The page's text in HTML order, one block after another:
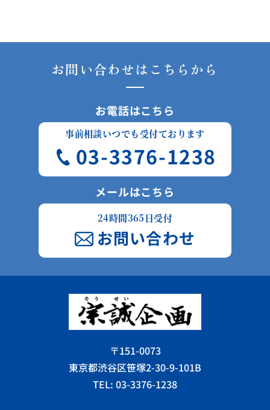
お問い合わせはこちらから
お電話はこちら
事前相談いつでも受付ております
03-3376-1238
メールはこちら
24時間365日受付
お問い合わせ
〒151-0073
東京都渋谷区笹塚2-30-9-101B
TEL: 03-3376-1238